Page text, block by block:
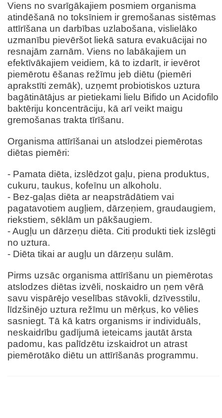
Viens no svarīgākajiem posmiem organisma
atindēšanā no toksīniem ir gremošanas sistēmas
attīrīšana un darbības uzlabošana, vislielāko
uzmanību pievēršot liekā satura evakuācijai no
resnajām zarnām. Viens no labākajiem un
efektīvākajiem veidiem, kā to izdarīt, ir ievērot
piemērotu ēšanas režīmu jeb diētu (piemēri
aprakstīti zemāk), uzņemt probiotiskos uztura
bagātinātājus ar pietiekami lielu Bifido un Acidofilo
baktēriju koncentrāciju, kā arī veikt maigu
gremošanas trakta tīrīšanu.
Organisma attīrīšanai un atslodzei piemērotas
diētas piemēri:
- Pamata diēta, izslēdzot gaļu, piena produktus,
cukuru, taukus, kofeīnu un alkoholu.
- Bez-gaļas diēta ar neapstrādātiem vai
pagatavotiem augļiem, dārzeņiem, graudaugiem,
riekstiem, sēklām un pākšaugiem.
- Augļu un dārzeņu diēta. Citi produkti tiek izslēgti
no uztura.
- Diēta tikai ar augļu un dārzeņu sulām.
Pirms uzsāc organisma attīrīšanu un piemērotas
atslodzes diētas izvēli, noskaidro un ņem vērā
savu vispārējo veselības stāvokli, dzīvesstilu,
līdzšinējo uztura režīmu un mērķus, ko vēlies
sasniegt. Tā kā katrs organisms ir individuāls,
neskaidrību gadījumā ieteicams jautāt ārsta
padomu, kas palīdzētu izskaidrot un atrast
piemērotāko diētu un attīrīšanās programmu.